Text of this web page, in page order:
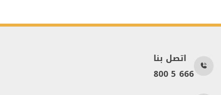
اتصل بنا
800 5 666